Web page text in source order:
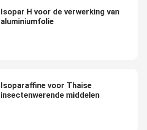
Isopar H voor de verwerking van
aluminiumfolie
Isoparaffine voor Thaise
insectenwerende middelen